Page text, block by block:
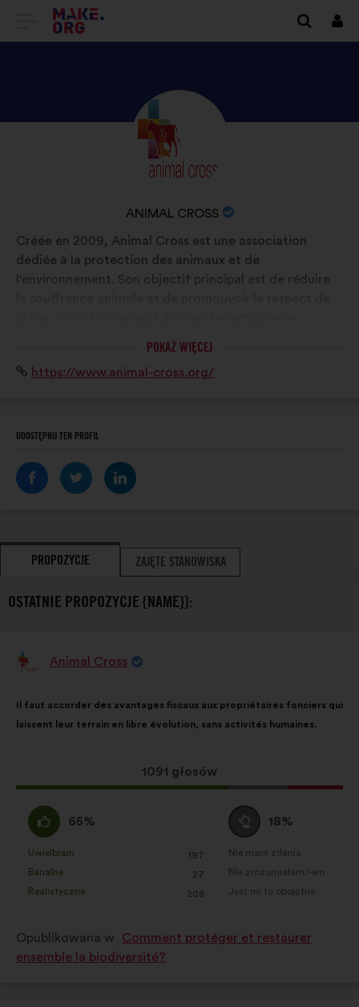
IDŹ
GŁÓWNEJ
MAKE.ORG
się
PROFIL
ANIMAL
CROSS
NAZWA
ORGANIZACJI:
ANIMAL CROSS
Créée en 2009, Animal Cross est une association
dédiée à la protection des animaux et de
l'environnement. Son objectif principal est de réduire
lançant des campagnes de sensibilisation, en menant
des actions de plaidoyer, ainsi qu'en intervenant sur le
terrain pour protéger la faune sauvage et lui assurer
POKAŻ WIĘCEJ
Strona
https://www.animal-cross.org/
UDOSTĘPNIJ TEN PROFIL
PROPOZYCJE ZAJĘTE STANOWISKA
OSTATNIE PROPOZYCJE {NAME}}:
Propozycja:Animal Cross
propozycji:
Il faut accorder des avantages fiscaux aux propriétaires fonciers qui
laissent leur terrain en libre évolution, sans activités humaines.
Ta
propozycja
1091 głosów
czym
głosy
następująco:
Zgadzam
się
:
65%
w
kategorii:
Uwielbiam
: 197
razy
Banalne
: 27
razy
Realistyczne
: 208
razy
Wstrzymuję
się
:
18%
w
Nie mam zdania
:razy
Nie zrozumiałam/-em
:razy
Jest mi to obojętne
:razy
Opublikowana w
Comment protéger et restaurer
ensemble la biodiversité?